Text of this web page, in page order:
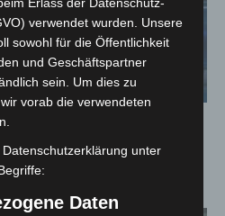
Niedersachsen sinkt
Erlass der Datenschutz-
verwendet wurden. Unsere
sowohl für die Öffentlichkeit
und Geschäftspartner
sein. Um dies zu
vorab die verwendeten
unter
Daten